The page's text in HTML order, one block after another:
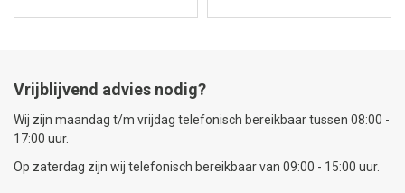
Vrijblijvend advies nodig?
Wij zijn maandag t/m vrijdag telefonisch bereikbaar tussen 08:00 -
17:00 uur.
Op zaterdag zijn wij telefonisch bereikbaar van 09:00 - 15:00 uur.